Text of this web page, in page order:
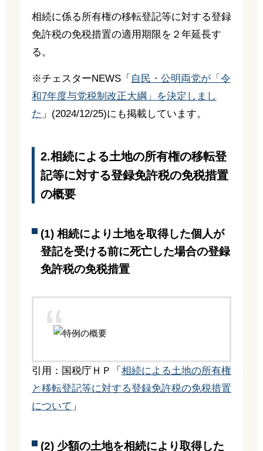
相続に係る所有権の移転登記等に対する登録
免許税の免税措置の適用期限を２年延長す
る。
※チェスターNEWS「 自民・公明両党が「令
和7年度与党税制改正大綱」を決定しまし
た 」(2024/12/25)にも掲載しています。
2.相続による土地の所有権の移転登
記等に対する登録免許税の免税措置
の概要
(1) 相続により土地を取得した個人が
登記を受ける前に死亡した場合の登録
免許税の免税措置
引用：国税庁ＨＰ「 相続による土地の所有権
と移転登記等に対する登録免許税の免税措置
について 」
(2) 少額の土地を相続により取得した